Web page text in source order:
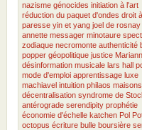
nazisme génocides initiation à l'art
réduction du paquet d'ondes droit
paresse yin et yang joel de rosnay
annette messager minotaure
zodiaque necromonte authenticité
popper géopolitique justice
désinformation musicale lars hall
mode d'emploi apprentissage luxe
machiavel intuition philaos maisons
décentralisation syndrome de
antérograde serendipity prophétie
économie d'échelle katchen Pol
octopus écriture bulle boursière